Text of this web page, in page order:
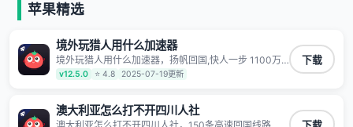
等主流网站应用解除限制，带你穿梭加速回国。目前已
有上百万用户，用户整体好评95%以上，一对一在线客
苹果精选
境外玩猎人用什么加速器
境外玩猎人用什么加速器，扬帆回国,快人一步 1100万
海外华人都在用的音乐视频回国加速器 Android iOS
Windows Mac TV VIP 支持多种加速场景 了解更多 看
视频、爱奇艺、哔哩哔哩和优酷视频,在国外也能畅快追
剧!
v12.5.0 ⭐ 4.8 2025-07-19更新
下载
澳大利亚怎么打不开四川人社